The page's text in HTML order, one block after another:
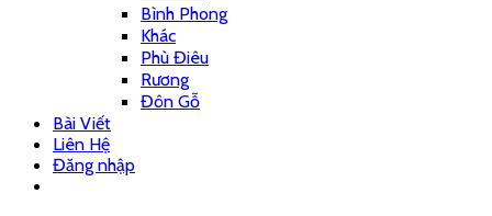
Bình Phong
Khác
Phù Điêu
Rương
Đôn Gỗ
Bài Viết
Liên Hệ
Đăng nhập